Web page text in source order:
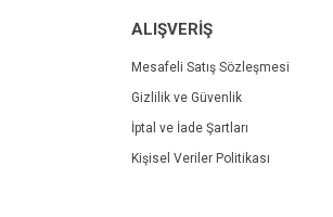
ALIŞVERİŞ
Mesafeli Satış Sözleşmesi
Gizlilik ve Güvenlik
İptal ve İade Şartları
Kişisel Veriler Politikası